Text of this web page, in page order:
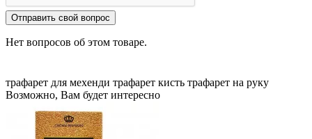
Отправить свой вопрос
Нет вопросов об этом товаре.
трафарет для мехенди трафарет кисть трафарет на руку
Возможно, Вам будет интересно